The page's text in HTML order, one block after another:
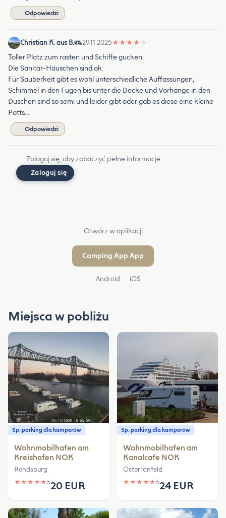
Odpowiedzi
Christian K. aus B. 29.11.2025★ ★ ★ ★ ★
Toller Platz zum rasten und Schiffe gucken.
Die Sanitär-Häuschen sind ok.
Für Sauberkeit gibt es wohl unterschiedliche Auffassungen,
Schimmel in den Fugen bis unter die Decke und Vorhänge in den
Duschen sind so semi und leider gibt oder gab es diese eine kleine
Potts…
Odpowiedzi
Zaloguj się, aby zobaczyć pełne informacje
Zaloguj się
Otwórz w aplikacji
Camping App App
Android iOS
Miejsca w pobliżu
Sp. parking dla kamperów
Wohnmobilhafen am
Kreishafen NOK
Rendsburg
★ ★ ★ ★ ★520 EUR
Sp. parking dla kamperów
Wohnmobilhafen am
Kanalcafe NOK
Osterrönfeld
★ ★ ★ ★ ★524 EUR